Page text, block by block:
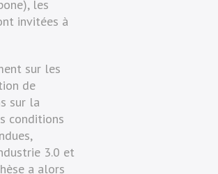
les
invitées à
sur les
de
sur la
conditions
3.0 et
a alors